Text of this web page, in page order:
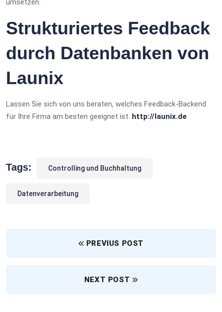
umsetzen.
Strukturiertes Feedback
durch Datenbanken von
Launix
Lassen Sie sich von uns beraten, welches Feedback-Backend
für Ihre Firma am besten geeignet ist. http://launix.de
Tags: Controlling und Buchhaltung
Datenverarbeitung
PREVIUS POST
NEXT POST